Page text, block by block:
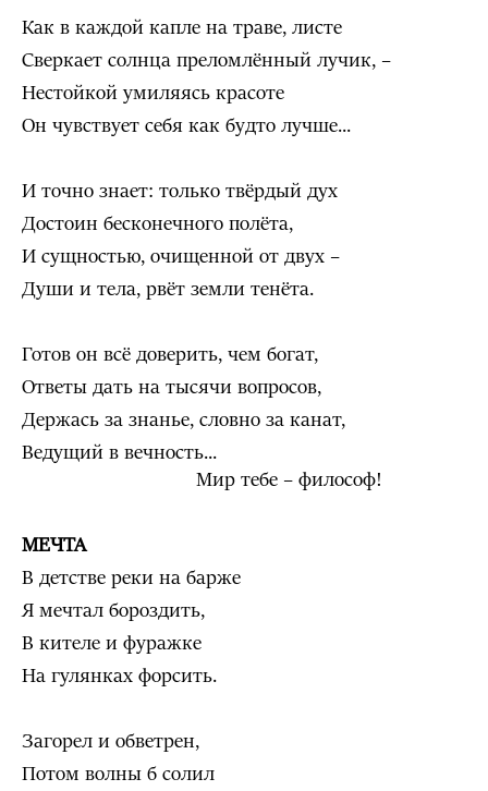
Как в каждой капле на траве, листе
Сверкает солнца преломлённый лучик, –
Нестойкой умиляясь красоте
Он чувствует себя как будто лучше...
И точно знает: только твёрдый дух
Достоин бесконечного полёта,
И сущностью, очищенной от двух –
Души и тела, рвёт земли тенёта.
Готов он всё доверить, чем богат,
Ответы дать на тысячи вопросов,
Держась за знанье, словно за канат,
Ведущий в вечность...
Мир тебе – философ!
МЕЧТА
В детстве реки на барже
Я мечтал бороздить,
В кителе и фуражке
На гулянках форсить.
Загорел и обветрен,
Потом волны б солил